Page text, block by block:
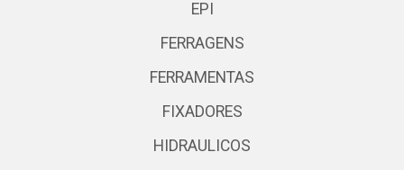
EPI
FERRAGENS
FERRAMENTAS
FIXADORES
HIDRAULICOS